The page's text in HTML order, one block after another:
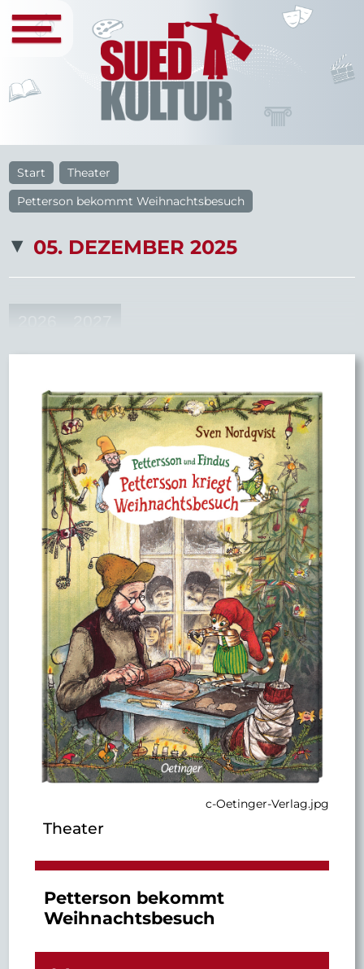
Start
Theater
Petterson bekommt Weihnachtsbesuch
05. DEZEMBER 2025
c-Oetinger-Verlag.jpg
Theater
Petterson bekommt
Weihnachtsbesuch